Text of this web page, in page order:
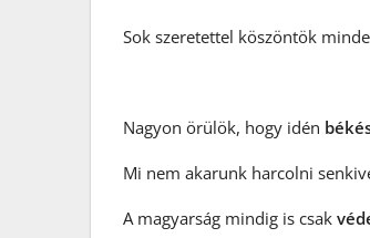
Sok szeretettel köszöntök
Nagyon örülök, hogy idén
Mi nem akarunk harcolni
A magyarság mindig is csak